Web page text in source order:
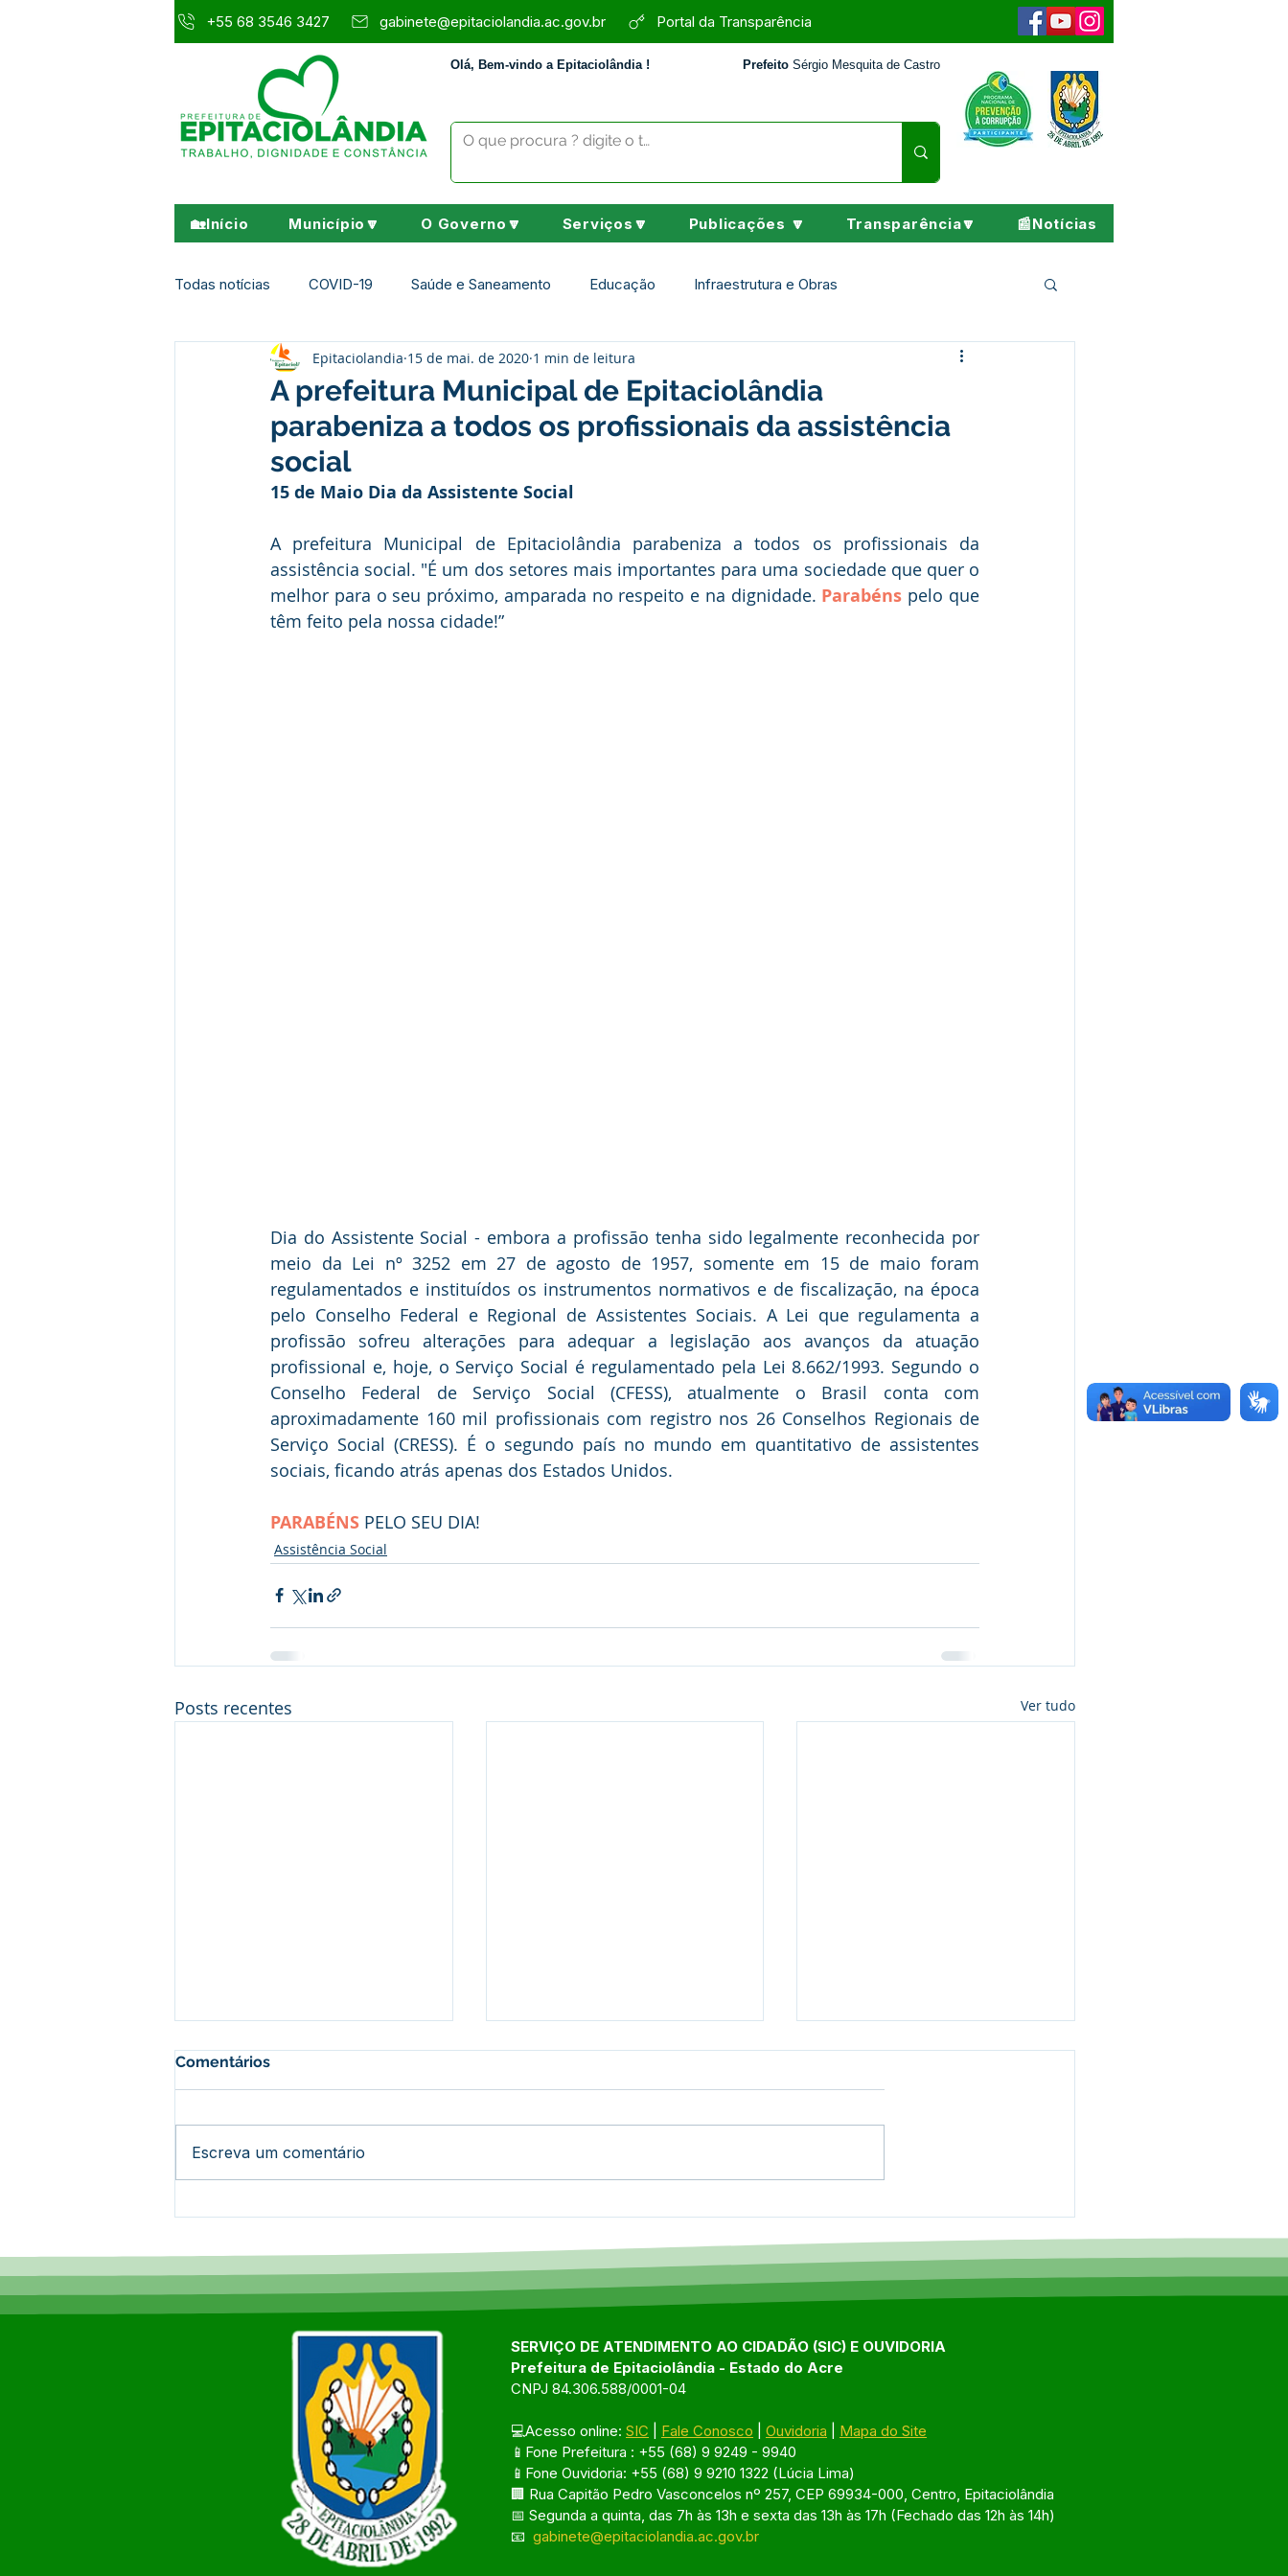
+55 68 3546 3427 gabinete@epitaciolandia.ac.gov.br Portal da Transparência
Olá, Bem-vindo a Epitaciolândia ! Prefeito Sérgio Mesquita de Castro
🏡Início Município🔽 O Governo🔽 Serviços🔽 Publicações 🔽 Transparência🔽 📰Notícias
Todas notícias COVID-19 Saúde e Saneamento Educação Infraestrutura e Obras
Agricultura e Meio Ambiente Assistência Social Desporto Cultura e Lazer
Administração e Finanças Institucional e Governo Políticas Públicas Campanhas
Emendas Parlamentares Empreededorismo Meio Ambiente Defesa Civil enchente
A prefeitura Municipal de Epitaciolândia
parabeniza a todos os profissionais da assistência
social
Epitaciolandia 15 de mai. de 2020 1 min de leitura
15 de Maio Dia da Assistente Social
A prefeitura Municipal de Epitaciolândia parabeniza a todos os profissionais da
assistência social. "É um dos setores mais importantes para uma sociedade que quer o
melhor para o seu próximo, amparada no respeito e na dignidade. Parabéns pelo que
têm feito pela nossa cidade!”
Dia do Assistente Social - embora a profissão tenha sido legalmente reconhecida por
meio da Lei nº 3252 em 27 de agosto de 1957, somente em 15 de maio foram
regulamentados e instituídos os instrumentos normativos e de fiscalização, na época
pelo Conselho Federal e Regional de Assistentes Sociais. A Lei que regulamenta a
profissão sofreu alterações para adequar a legislação aos avanços da atuação
profissional e, hoje, o Serviço Social é regulamentado pela Lei 8.662/1993. Segundo o
Conselho Federal de Serviço Social (CFESS), atualmente o Brasil conta com
aproximadamente 160 mil profissionais com registro nos 26 Conselhos Regionais de
Serviço Social (CRESS). É o segundo país no mundo em quantitativo de assistentes
sociais, ficando atrás apenas dos Estados Unidos.
PARABÉNS PELO SEU DIA!
Assistência Social
Posts recentes Ver tudo
caminhada com grupo da
melhor idade e reforça
compromisso com a
inclusão e qualidade de
da Associação 03 Fronteira
e garante comida de
qualidade na mesa de
quem mais precisa.
com tardes recreativas em
Epitaciolândia
Comentários
Escreva um comentário
SERVIÇO DE ATENDIMENTO AO CIDADÃO (SIC) E OUVIDORIA
Prefeitura de Epitaciolândia - Estado do Acre
CNPJ 84.306.588/0001-04
💻Acesso online: SIC Fale Conosco Ouvidoria
Mapa do Site
📱Fone Prefeitura : +55 (68) 9 9249 - 9940
📱Fone Ouvidoria: +55 (68) 9 9210 1322 (Lúcia Lima)
🏢 Rua Capitão Pedro Vasconcelos nº 257, CEP 69934-000, Centro, Epitaciolândia
📅 Segunda a quinta, das 7h às 13h e sexta das 13h às 17h (Fechado das 12h às 14h)
📧 gabinete@epitaciolandia.ac.gov.br